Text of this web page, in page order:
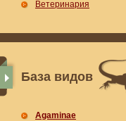
Ветеринария
База видов
Agaminae